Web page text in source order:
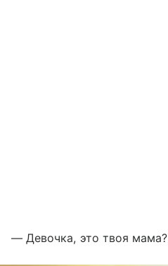
— Девочка, это твоя мама?